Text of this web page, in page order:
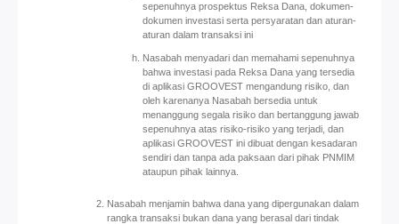
sepenuhnya prospektus Reksa Dana, dokumen-
dokumen investasi serta persyaratan dan aturan-
aturan dalam transaksi ini
Nasabah menyadari dan memahami sepenuhnya
bahwa investasi pada Reksa Dana yang tersedia
di aplikasi GROOVEST mengandung risiko, dan
oleh karenanya Nasabah bersedia untuk
menanggung segala risiko dan bertanggung jawab
sepenuhnya atas risiko-risiko yang terjadi, dan
aplikasi GROOVEST ini dibuat dengan kesadaran
sendiri dan tanpa ada paksaan dari pihak PNMIM
ataupun pihak lainnya.
Nasabah menjamin bahwa dana yang dipergunakan dalam
rangka transaksi bukan dana yang berasal dari tindak